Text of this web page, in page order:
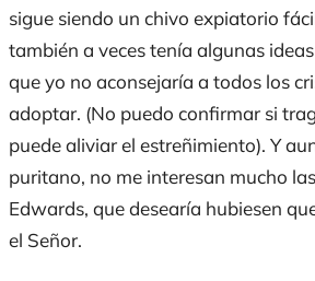
sigue siendo un chivo expiatorio
también a veces tenía algunas
que yo no aconsejaría a todos los
adoptar. (No puedo confirmar si
puede aliviar el estreñimiento). Y
puritano, no me interesan mucho las
Edwards, que desearía hubiesen
el Señor.